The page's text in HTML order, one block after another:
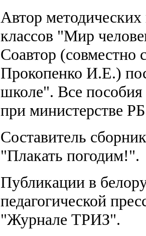
Автор
классов "Мир
Соавтор (совместно
Прокопенко И.Е.)
школе". Все пособия
при министерстве
Составитель
"Плакать погодим!".
Публикации в
педагогической
"Журнале ТРИЗ".